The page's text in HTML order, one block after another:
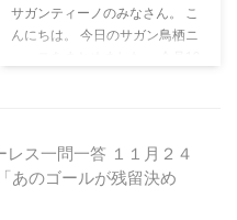
また、DZANで今節の解説をつと
めた戸田和幸氏がレビュー動画を
サガンティーノのみなさん。 こ
んにちは。 今日のサガン鳥栖ニ
は午後2時。観戦エリアはバック
スタンドのみで観戦は無料。 関
東サポは見れないのかなあ...。 と
レス一問一答 １１月２４
あのゴールが残留決め